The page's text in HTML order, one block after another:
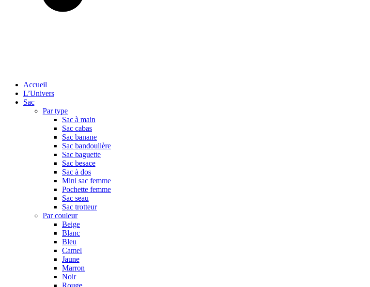
Accueil
L’Univers
Sac
Par type
Sac à main
Sac cabas
Sac banane
Sac bandoulière
Sac baguette
Sac besace
Sac à dos
Mini sac femme
Pochette femme
Sac seau
Sac trotteur
Par couleur
Beige
Blanc
Bleu
Camel
Jaune
Marron
Noir
Rouge